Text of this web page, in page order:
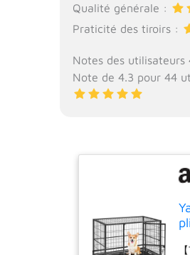
Qualité générale :
Praticité des tiroirs :
Notes des utilisateurs
Note de 4.3 pour 44